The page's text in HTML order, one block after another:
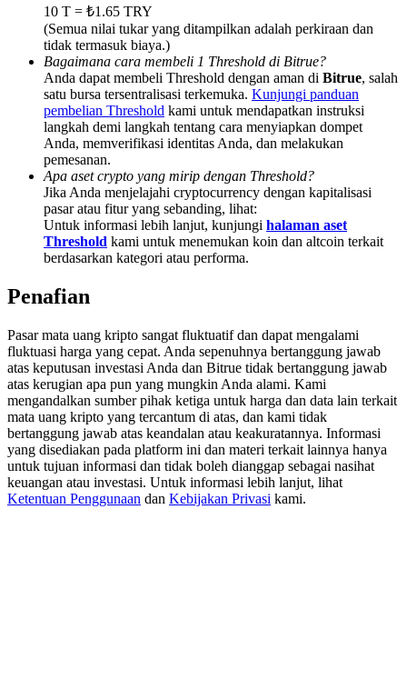
Share 500000 CASHCAT prize pool
Exclusive for BitMart Users
Register & Trade to Win 500,000 USDT
Precious Metals Trading Carnival
Trade Gold & Silver · 33,333 USDT Bonus
USDT New User Exclusive 10% APR
USDT Flexible Staking | Daily Rewards
New Listing Futures Fest
Trade New Futures, Win 200,000 USDT
10 T = ₺1.65 TRY
(Semua nilai tukar yang ditampilkan adalah perkiraan dan
tidak termasuk biaya.)
Bagaimana cara membeli 1 Threshold di Bitrue?
Anda dapat membeli Threshold dengan aman di Bitrue, salah
satu bursa tersentralisasi terkemuka. Kunjungi panduan
pembelian Threshold kami untuk mendapatkan instruksi
langkah demi langkah tentang cara menyiapkan dompet
Anda, memverifikasi identitas Anda, dan melakukan
pemesanan.
Apa aset crypto yang mirip dengan Threshold?
Jika Anda menjelajahi cryptocurrency dengan kapitalisasi
pasar atau fitur yang sebanding, lihat:
Untuk informasi lebih lanjut, kunjungi halaman aset
Threshold kami untuk menemukan koin dan altcoin terkait
berdasarkan kategori atau performa.
Penafian
Pasar mata uang kripto sangat fluktuatif dan dapat mengalami
fluktuasi harga yang cepat. Anda sepenuhnya bertanggung jawab
atas keputusan investasi Anda dan Bitrue tidak bertanggung jawab
atas kerugian apa pun yang mungkin Anda alami. Kami
mengandalkan sumber pihak ketiga untuk harga dan data lain terkait
mata uang kripto yang tercantum di atas, dan kami tidak
bertanggung jawab atas keandalan atau keakuratannya. Informasi
yang disediakan pada platform ini dan materi terkait lainnya hanya
untuk tujuan informasi dan tidak boleh dianggap sebagai nasihat
keuangan atau investasi. Untuk informasi lebih lanjut, lihat
Ketentuan Penggunaan dan Kebijakan Privasi kami.